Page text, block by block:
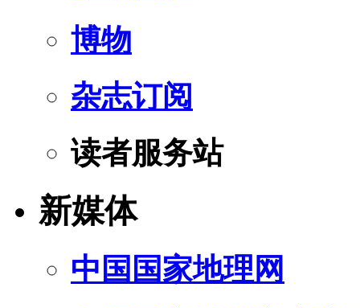
博物
杂志订阅
读者服务站
新媒体
中国国家地理网